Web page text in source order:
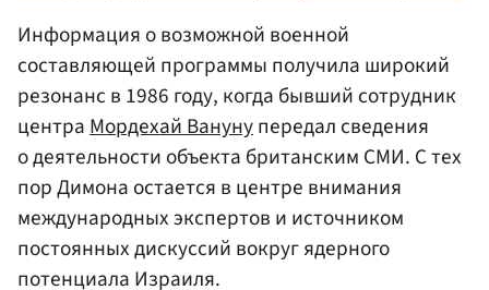
Информация о возможной военной
составляющей программы получила широкий
резонанс в 1986 году, когда бывший сотрудник
центраМордехай Ванунупередал сведения
о деятельности объекта британским СМИ. С тех
пор Димона остается в центре внимания
международных экспертов и источником
постоянных дискуссий вокруг ядерного
потенциала Израиля.